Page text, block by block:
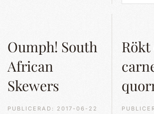
Oumph! South
African
Skewers
PUBLICERAD: 2017-06-22